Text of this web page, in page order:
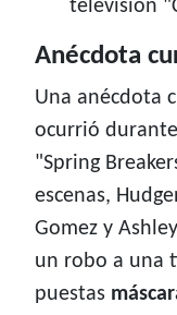
televisión
Anécdota
Una anécdota
ocurrió
"Spring
escenas,
Gomez y
un robo a una
puestas